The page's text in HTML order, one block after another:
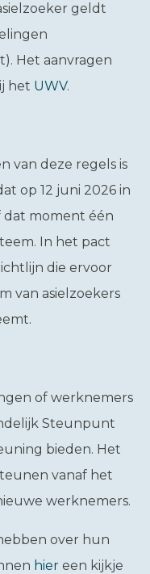
geldt
Het aanvragen
het UWV.
van deze regels is
op 12 juni 2026 in
moment één
In het pact
die ervoor
van asielzoekers
of werknemers
Steunpunt
bieden. Het
vanaf het
werknemers.
over hun
hier een kijkje